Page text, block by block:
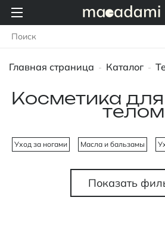
Главная страница - Каталог -
Косметика
телом
Уход за ногами Масла и бальзамы
Показать